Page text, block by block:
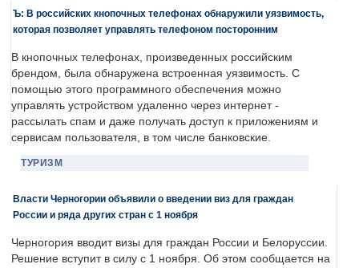
Ъ: В российских кнопочных телефонах обнаружили уязвимость,
которая позволяет управлять телефоном посторонним
В кнопочных телефонах, произведенных российским
брендом, была обнаружена встроенная уязвимость. С
помощью этого программного обеспечения можно
управлять устройством удаленно через интернет -
рассылать спам и даже получать доступ к приложениям и
сервисам пользователя, в том числе банковские.
ТУРИЗМ
Власти Черногории объявили о введении виз для граждан
России и ряда других стран с 1 ноября
Черногория вводит визы для граждан России и Белоруссии.
Решение вступит в силу с 1 ноября. Об этом сообщается на